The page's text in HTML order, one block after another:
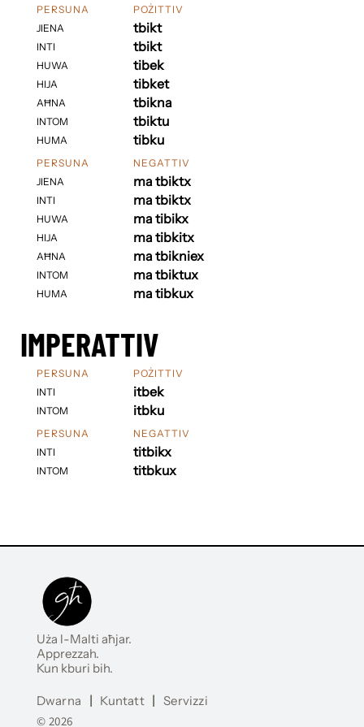
PERSUNA
JIENA
INTI
HUWA
HIJA
AĦNA
INTOM
HUMA
POŻITTIV
tbikt
tbikt
tibek
tibket
tbikna
tbiktu
tibku
PERSUNA
JIENA
INTI
HUWA
HIJA
AĦNA
INTOM
HUMA
NEGATTIV
ma tbiktx
ma tbiktx
ma tibikx
ma tibkitx
ma tbikniex
ma tbiktux
ma tibkux
IMPERATTIV
PERSUNA
INTI
INTOM
POŻITTIV
itbek
itbku
PERSUNA
INTI
INTOM
NEGATTIV
titbikx
titbkux
Uża l-Malti aħjar.
Apprezzah.
Kun kburi bih.
Dwarna | Kuntatt | Servizzi
© 2026